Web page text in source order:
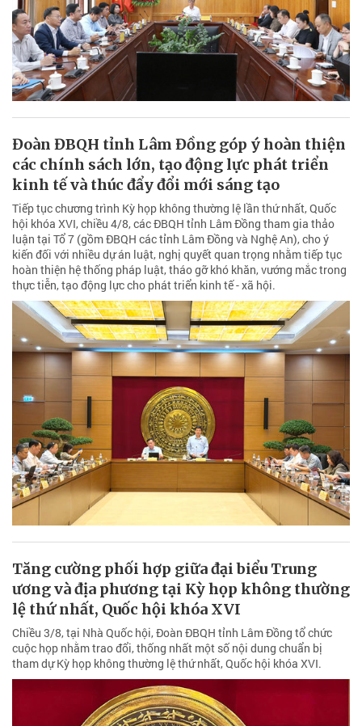
Đoàn ĐBQH tỉnh Lâm Đồng góp ý hoàn thiện
các chính sách lớn, tạo động lực phát triển
kinh tế và thúc đẩy đổi mới sáng tạo
Tiếp tục chương trình Kỳ họp không thường lệ lần thứ nhất, Quốc
hội khóa XVI, chiều 4/8, các ĐBQH tỉnh Lâm Đồng tham gia thảo
luận tại Tổ 7 (gồm ĐBQH các tỉnh Lâm Đồng và Nghệ An), cho ý
kiến đối với nhiều dự án luật, nghị quyết quan trọng nhằm tiếp tục
hoàn thiện hệ thống pháp luật, tháo gỡ khó khăn, vướng mắc trong
thực tiễn, tạo động lực cho phát triển kinh tế - xã hội.
Tăng cường phối hợp giữa đại biểu Trung
ương và địa phương tại Kỳ họp không thường
lệ thứ nhất, Quốc hội khóa XVI
Chiều 3/8, tại Nhà Quốc hội, Đoàn ĐBQH tỉnh Lâm Đồng tổ chức
cuộc họp nhằm trao đổi, thống nhất một số nội dung chuẩn bị
tham dự Kỳ họp không thường lệ thứ nhất, Quốc hội khóa XVI.